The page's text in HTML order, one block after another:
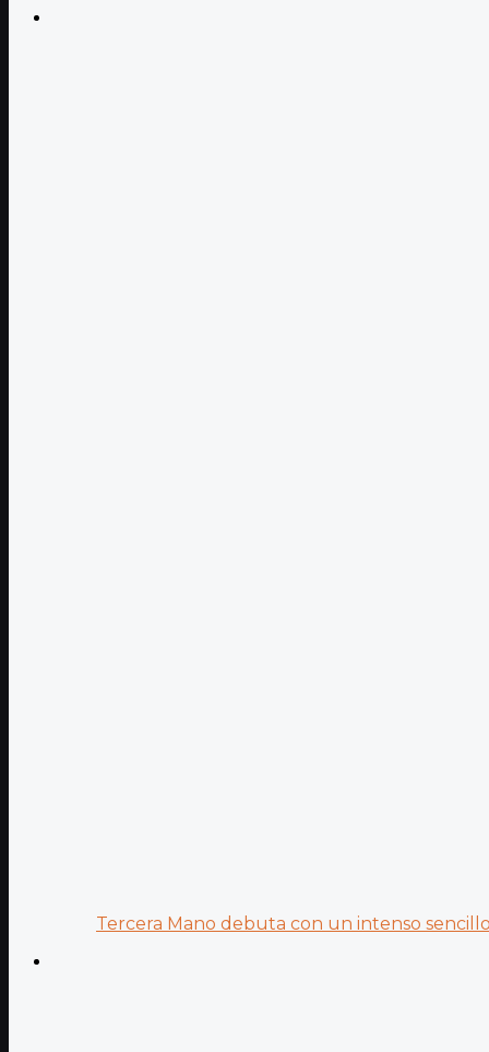
Tercera Mano debuta con un intenso